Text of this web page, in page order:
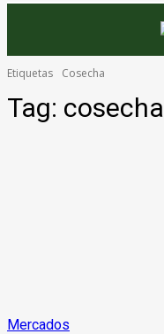
Etiquetas Cosecha
Tag: cosecha
Mercados